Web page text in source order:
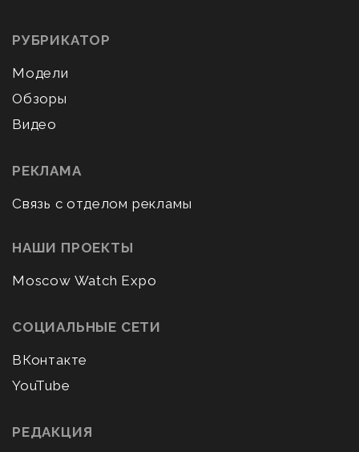
РУБРИКАТОР
Модели
Обзоры
Видео
РЕКЛАМА
Связь с отделом рекламы
НАШИ ПРОЕКТЫ
Moscow Watch Expo
СОЦИАЛЬНЫЕ СЕТИ
ВКонтакте
YouTube
РЕДАКЦИЯ